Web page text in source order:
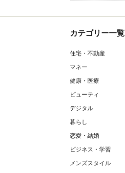
カテゴリー一覧
住宅・不動産
マネー
健康・医療
ビューティ
デジタル
暮らし
恋愛・結婚
ビジネス・学習
メンズスタイル